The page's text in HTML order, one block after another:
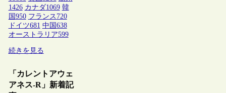
1426 カナダ1069 韓
国 950 フランス 720
ドイツ681 中国 638
オーストラリア599
続きを見る
「カレントアウェ
アネス-R」新着記